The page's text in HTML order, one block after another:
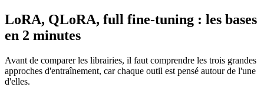
LoRA, QLoRA, full fine-tuning : les bases
en 2 minutes
Avant de comparer les librairies, il faut comprendre les trois grandes
approches d'entraînement, car chaque outil est pensé autour de l'une
d'elles.